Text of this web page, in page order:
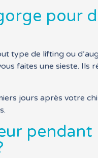
pour
type de lifting ou
faites une sieste. Ils
jours après votre
pendant